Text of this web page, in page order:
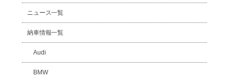
ニュース一覧
納車情報一覧
Audi
BMW